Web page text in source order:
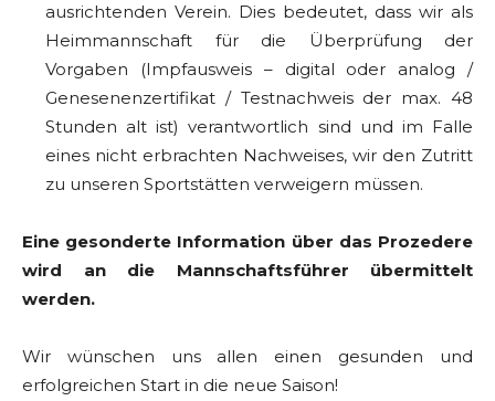
ausrichtenden Verein. Dies bedeutet, dass wir als
Heimmannschaft für die Überprüfung der
Vorgaben (Impfausweis – digital oder analog /
Genesenenzertifikat / Testnachweis der max. 48
Stunden alt ist) verantwortlich sind und im Falle
eines nicht erbrachten Nachweises, wir den Zutritt
zu unseren Sportstätten verweigern müssen.
Eine gesonderte Information über das Prozedere
wird an die Mannschaftsführer übermittelt
werden.
Wir wünschen uns allen einen gesunden und
erfolgreichen Start in die neue Saison!